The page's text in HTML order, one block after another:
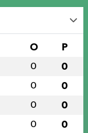
O P
0 0
0 0
0 0
0 0